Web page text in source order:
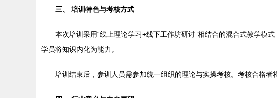
三、 培训特色与考核方式
本次培训采用“线上理论学习+线下工作坊研讨”相结合的混合式教学模
学员将知识内化为能力。
培训结束后，参训人员需参加统一组织的理论与实操考核。考核合格者